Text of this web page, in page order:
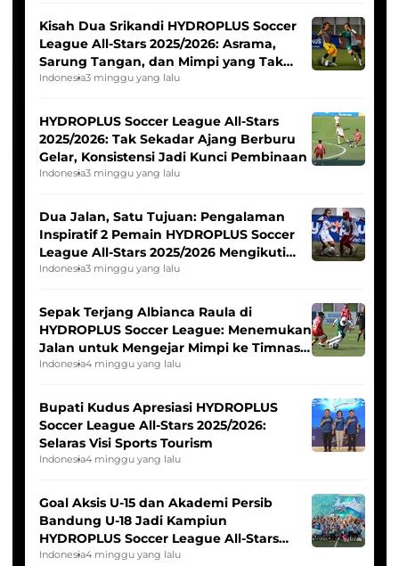
Kisah Dua Srikandi HYDROPLUS Soccer
League All-Stars 2025/2026: Asrama,
Sarung Tangan, dan Mimpi yang Tak
Pernah Padam
Indonesia3 minggu yang lalu
HYDROPLUS Soccer League All-Stars
2025/2026: Tak Sekadar Ajang Berburu
Gelar, Konsistensi Jadi Kunci Pembinaan
Indonesia3 minggu yang lalu
Dua Jalan, Satu Tujuan: Pengalaman
Inspiratif 2 Pemain HYDROPLUS Soccer
League All-Stars 2025/2026 Mengikuti
Seleksi Timnas Indonesia Putri
Indonesia3 minggu yang lalu
Sepak Terjang Albianca Raula di
HYDROPLUS Soccer League: Menemukan
Jalan untuk Mengejar Mimpi ke Timnas
Indonesia Putri
Indonesia4 minggu yang lalu
Bupati Kudus Apresiasi HYDROPLUS
Soccer League All-Stars 2025/2026:
Selaras Visi Sports Tourism
Indonesia4 minggu yang lalu
Goal Aksis U-15 dan Akademi Persib
Bandung U-18 Jadi Kampiun
HYDROPLUS Soccer League All-Stars
2025/2026
Indonesia4 minggu yang lalu